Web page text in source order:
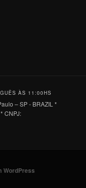
ÀS 11:00HS
– SP - BRAZIL *
* CNPJ:
WordPress